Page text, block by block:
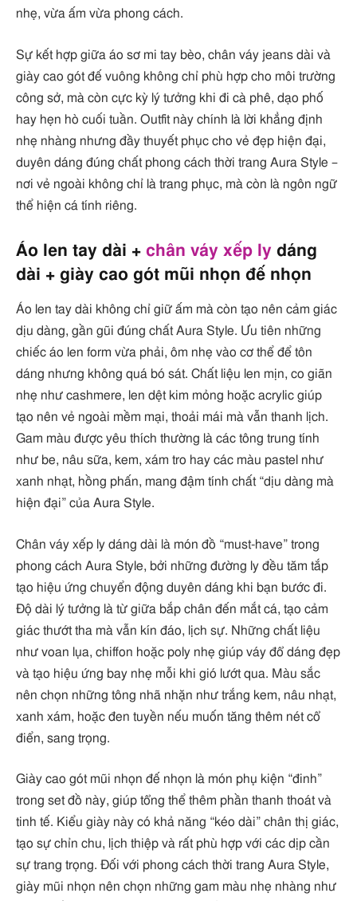
nhẹ, vừa ấm vừa phong cách.
Sự kết hợp giữa áo sơ mi tay bèo, chân váy jeans dài và
giày cao gót đế vuông không chỉ phù hợp cho môi trường
công sở, mà còn cực kỳ lý tưởng khi đi cà phê, dạo phố
hay hẹn hò cuối tuần. Outfit này chính là lời khẳng định
nhẹ nhàng nhưng đầy thuyết phục cho vẻ đẹp hiện đại,
duyên dáng đúng chất phong cách thời trang Aura Style –
nơi vẻ ngoài không chỉ là trang phục, mà còn là ngôn ngữ
thể hiện cá tính riêng.
Áo len tay dài + chân váy xếp ly dáng
dài + giày cao gót mũi nhọn đế nhọn
Áo len tay dài không chỉ giữ ấm mà còn tạo nên cảm giác
dịu dàng, gần gũi đúng chất Aura Style. Ưu tiên những
chiếc áo len form vừa phải, ôm nhẹ vào cơ thể để tôn
dáng nhưng không quá bó sát. Chất liệu len mịn, co giãn
nhẹ như cashmere, len dệt kim mỏng hoặc acrylic giúp
tạo nên vẻ ngoài mềm mại, thoải mái mà vẫn thanh lịch.
Gam màu được yêu thích thường là các tông trung tính
như be, nâu sữa, kem, xám tro hay các màu pastel như
xanh nhạt, hồng phấn, mang đậm tính chất “dịu dàng mà
hiện đại” của Aura Style.
Chân váy xếp ly dáng dài là món đồ “must-have” trong
phong cách Aura Style, bởi những đường ly đều tăm tắp
tạo hiệu ứng chuyển động duyên dáng khi bạn bước đi.
Độ dài lý tưởng là từ giữa bắp chân đến mắt cá, tạo cảm
giác thướt tha mà vẫn kín đáo, lịch sự. Những chất liệu
như voan lụa, chiffon hoặc poly nhẹ giúp váy đổ dáng đẹp
và tạo hiệu ứng bay nhẹ mỗi khi gió lướt qua. Màu sắc
nên chọn những tông nhã nhặn như trắng kem, nâu nhạt,
xanh xám, hoặc đen tuyền nếu muốn tăng thêm nét cổ
điển, sang trọng.
Giày cao gót mũi nhọn đế nhọn là món phụ kiện “đinh”
trong set đồ này, giúp tổng thể thêm phần thanh thoát và
tinh tế. Kiểu giày này có khả năng “kéo dài” chân thị giác,
tạo sự chỉn chu, lịch thiệp và rất phù hợp với các dịp cần
sự trang trọng. Đối với phong cách thời trang Aura Style,
giày mũi nhọn nên chọn những gam màu nhẹ nhàng như